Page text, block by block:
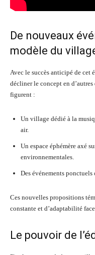
De nouveaux
modèle du
Avec le succès anticipé de cet
décliner le concept en
figurent :
Un village dédié à la
air.
Un espace éphémère axé
environnementales.
Des événements
Ces nouvelles propositions
constante et d’adaptabilité
Le pouvoir de